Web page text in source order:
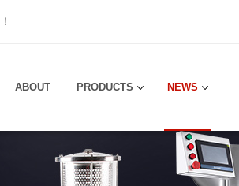
！
ABOUT PRODUCTS NEWS